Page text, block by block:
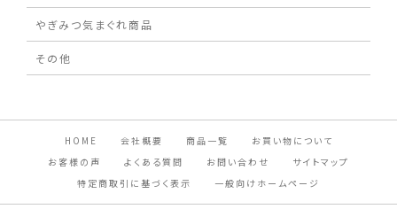
やぎみつ気まぐれ商品
その他
HOME 会社概要 商品一覧
お買い物について
お客様の声
よくある質問 お問い合わせ
サイトマップ
特定商取引に基づく表示
一般向けホームページ